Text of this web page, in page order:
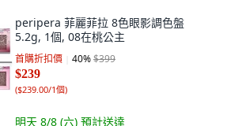
peripera 菲麗菲拉 8色眼影調色盤
5.2g, 1個, 08在桃公主
首購折扣價 40%$399
$239
($239.00/1個)
明天 8/8 (六) 預計送達